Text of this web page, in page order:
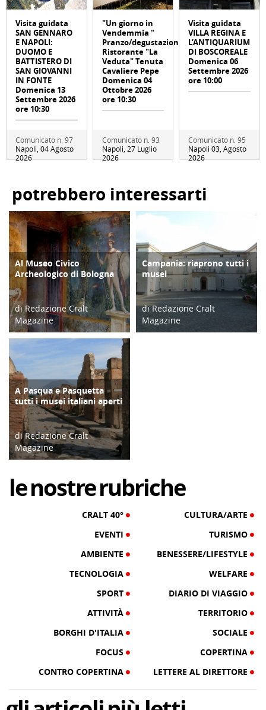
Visita guidata
SAN GENNARO
E NAPOLI:
DUOMO E
BATTISTERO DI
SAN GIOVANNI
IN FONTE
Domenica 13
Settembre 2026
ore 10:30
Comunicato n. 97
Napoli, 04 Agosto
2026
"Un giorno in
Vendemmia "
Pranzo/degustazione
Ristorante "La
Veduta" Tenuta
Cavaliere Pepe
Domenica 04
Ottobre 2026
ore 10:30
Comunicato n. 93
Napoli, 27 Luglio
2026
Visita guidata
VILLA REGINA E
L’ANTIQUARIUM
DI BOSCOREALE
Domenica 06
Settembre 2026
ore 10:00
Comunicato n. 95
Napoli 03, Agosto
2026
potrebbero interessarti
CULTURA/ARTE
Al Museo Civico
Archeologico di Bologna
di Redazione Cralt
Magazine
27/02/23
TERRITORIO
Campania: riaprono tutti i
musei
di Redazione Cralt
Magazine
TURISMO
A Pasqua e Pasquetta
tutti i musei italiani aperti
di Redazione Cralt
Magazine
lenostrerubriche
CRALT 40°
CULTURA/ARTE
EVENTI
TURISMO
AMBIENTE
BENESSERE/LIFESTYLE
TECNOLOGIA
WELFARE
SPORT
DIARIO DI VIAGGIO
ATTIVITÀ
TERRITORIO
BORGHI D'ITALIA
SOCIALE
FOCUS
COPERTINA
CONTRO COPERTINA
LETTERE AL DIRETTORE